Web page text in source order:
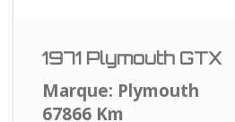
1971 Plymouth GTX
Marque: Plymouth
67866 Km